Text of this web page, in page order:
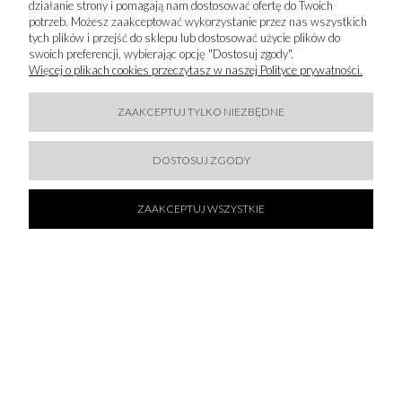
1 619,00 zł
DO KOSZYKA
KARL LAGERFELD - SUKIENKA KOSZULOWA Z
działanie strony i pomagają nam dostosować ofertę do Twoich
potrzeb. Możesz zaakceptować wykorzystanie przez nas wszystkich
tych plików i przejść do sklepu lub dostosować użycie plików do
swoich preferencji, wybierając opcję "Dostosuj zgody".
Więcej o plikach cookies przeczytasz w naszej Polityce prywatności.
ZAAKCEPTUJ TYLKO NIEZBĘDNE
DOSTOSUJ ZGODY
ZAAKCEPTUJ WSZYSTKIE